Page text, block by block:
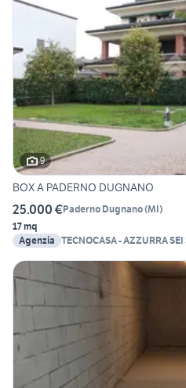
9
BOX A PADERNO DUGNANO
25.000 €Paderno Dugnano(MI)
17 mq
Agenzia TECNOCASA - AZZURRA SEI